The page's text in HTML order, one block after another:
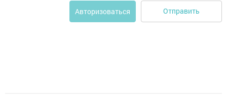
Авторизоваться Отправить